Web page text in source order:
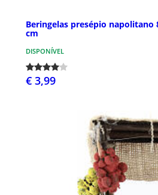
Beringelas presépio napolitano
cm
DISPONÍVEL
€ 3,99